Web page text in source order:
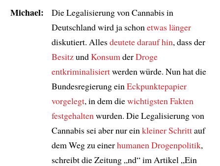
Michael:
Die Legalisierung von Cannabis in
Deutschland wird ja schon etwas länger
diskutiert. Allesdeutete darauf hin, dass der
BesitzundKonsum derDroge
entkriminalisiertwerden würde. Nun hat die
Bundesregierung ein Eckpunktepapier
vorgelegt, in dem diewichtigsten Fakten
festgehalten wurden. Die Legalisierung von
Cannabis sei aber nur ein kleiner Schrittauf
dem Weg zu einerhumanen Drogenpolitik,
schreibt die Zeitung „nd“ im Artikel „Ein